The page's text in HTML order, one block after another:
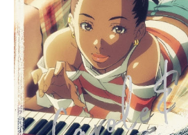
香トルフィン
トールズ：松
ド：内田直哉
ルケル：大塚
貴フローキ：
燿司ヘルガ：
目仁美ラグナ
ルド：日野聡
スヴェン王：